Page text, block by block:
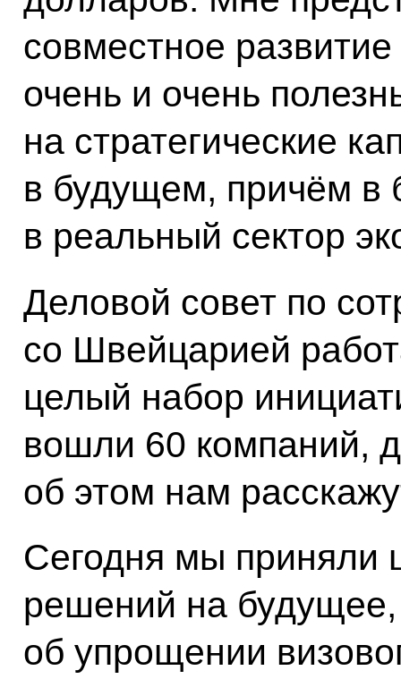
совместное
очень и очень
на стратегические
в будущем, причём в
в реальный сектор
Деловой совет по
со Швейцарией
целый набор
вошли 60 компаний,
об этом нам
Сегодня мы приняли
решений на
об упрощении